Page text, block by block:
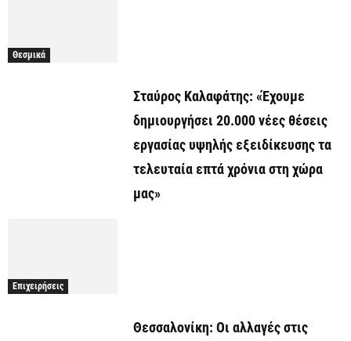
Θεσμικά
Σταύρος Καλαφάτης: «Έχουμε
δημιουργήσει 20.000 νέες θέσεις
εργασίας υψηλής εξειδίκευσης τα
τελευταία επτά χρόνια στη χώρα
μας»
Επιχειρήσεις
Θεσσαλονίκη: Οι αλλαγές στις